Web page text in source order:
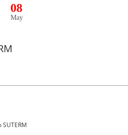
08
May